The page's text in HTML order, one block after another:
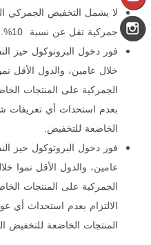
لا يشمل التخفيض الجمركي
جمركية تقل عن نسبة 10%.
فور دخول البروتوكول حيز
خلال عامين، والدول الأقل
الجمركية على المنتجات
بعدم استحداث أي تعريفات
الخاضعة للتخفيض.
فور دخول البروتوكول حيز
عامين، والدول الأقل نموا
الجمركية على المنتجات
الالتزام بعدم استحداث أي
المنتجات الخاضعة للتخفيض